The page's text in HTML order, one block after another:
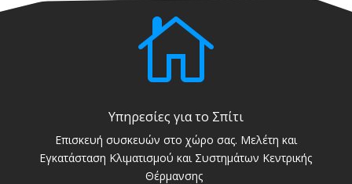

Υπηρεσίες για το Σπίτι
Επισκευή συσκευών στο χώρο σας. Μελέτη και
Εγκατάσταση Κλιματισμού και Συστημάτων Κεντρικής
Θέρμανσης